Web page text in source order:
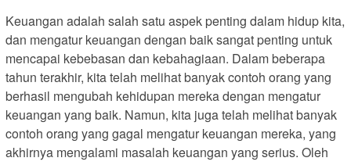
Keuangan adalah salah satu aspek penting dalam hidup kita,
dan mengatur keuangan dengan baik sangat penting untuk
mencapai kebebasan dan kebahagiaan. Dalam beberapa
tahun terakhir, kita telah melihat banyak contoh orang yang
berhasil mengubah kehidupan mereka dengan mengatur
keuangan yang baik. Namun, kita juga telah melihat banyak
contoh orang yang gagal mengatur keuangan mereka, yang
akhirnya mengalami masalah keuangan yang serius. Oleh